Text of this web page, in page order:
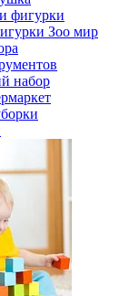
фигурки
Зоо мир
набор